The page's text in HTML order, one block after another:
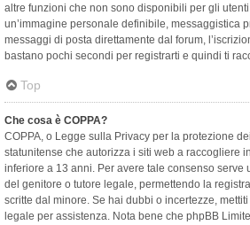
altre funzioni che non sono disponibili per gli utenti
un’immagine personale definibile, messaggistica
messaggi di posta direttamente dal forum,
bastano pochi secondi per registrarti e quindi ti
Top
Che cosa è COPPA?
COPPA, o Legge sulla Privacy per la protezione
statunitense che autorizza i siti web a raccogliere
inferiore a 13 anni. Per avere tale consenso serve
del genitore o tutore legale, permettendo la
scritte dal minore. Se hai dubbi o incertezze,
legale per assistenza. Nota bene che phpBB